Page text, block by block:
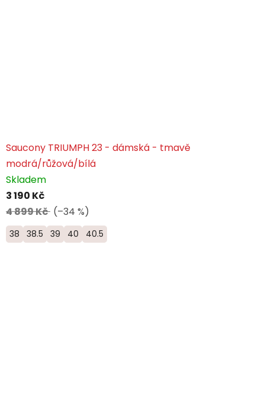
Saucony TRIUMPH 23 - dámská - tmavě
modrá/růžová/bílá
Skladem
3 190 Kč
4 899 Kč (–34 %)
38 38.5 39 40 40.5